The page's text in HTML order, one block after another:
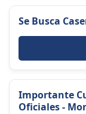
Se Busca
Importante
Oficiales -